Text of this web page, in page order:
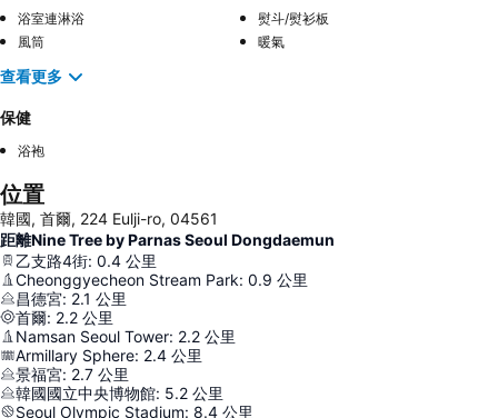
浴室連淋浴
熨斗/熨衫板
風筒
暖氣
查看更多
保健
浴袍
位置
韓國, 首爾, 224 Eulji-ro, 04561
距離Nine Tree by Parnas Seoul Dongdaemun
乙支路4街: 0.4 公里
Cheonggyecheon Stream Park: 0.9 公里
昌德宮: 2.1 公里
首爾: 2.2 公里
Namsan Seoul Tower: 2.2 公里
Armillary Sphere: 2.4 公里
景福宮: 2.7 公里
韓國國立中央博物館: 5.2 公里
Seoul Olympic Stadium: 8.4 公里